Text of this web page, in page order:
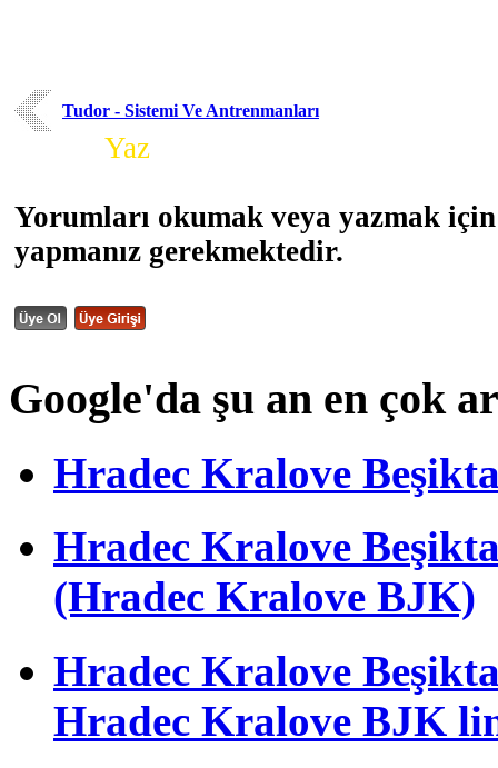
Tudor - Sistemi Ve Antrenmanları
Yaz
Yorumları okumak veya yazmak
yapmanız gerekmektedir.
Google'da şu an en çok
Hradec Kralove
Hradec Kralove
(Hradec Kralove BJK)
Hradec Kralove
Hradec Kralove BJK